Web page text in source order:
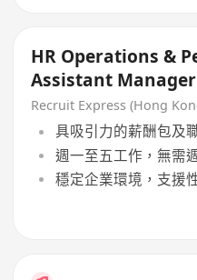
HR Operations &
Assistant Manager
Recruit Express (Hong
具吸引力的薪酬包及
週一至五工作，無需
穩定企業環境，支援